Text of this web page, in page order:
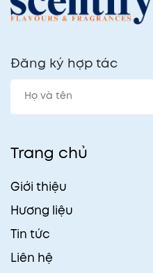
Đăng ký hợp tác
Trang chủ
Giới thiệu
Hương liệu
Tin tức
Liên hệ